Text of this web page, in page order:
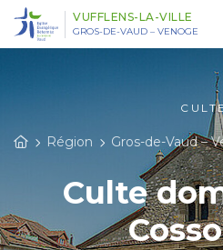
VUFFLENS-LA-VILLE
GROS-DE-VAUD – VENOGE
Région Gros-de-Vaud –
Culte
Panneau de gestion des